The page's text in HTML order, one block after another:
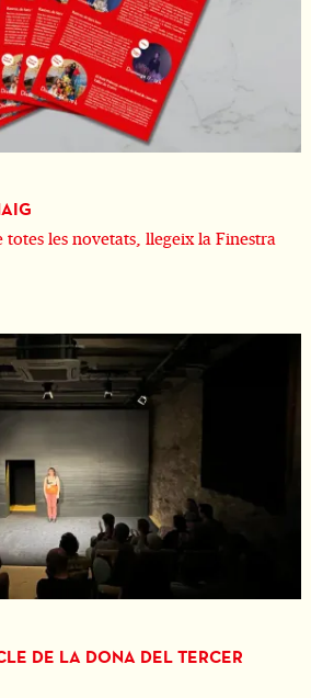
totes les novetats, llegeix la Finestra
DE LA DONA DEL TERCER